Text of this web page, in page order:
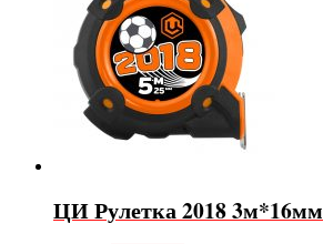
ЦИ Рулетка 2018 3м*16мм